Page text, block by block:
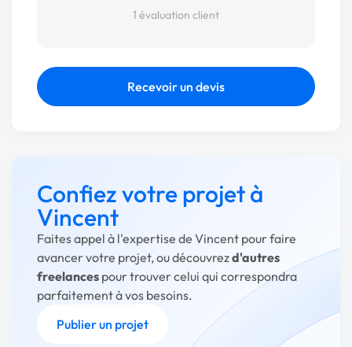
1 évaluation client
Recevoir un devis
Confiez votre projet à
Vincent
Faites appel à l'expertise de Vincent pour faire
avancer votre projet, ou découvrezd'autres
freelances pour trouver celui qui correspondra
parfaitement à vos besoins.
Publier un projet